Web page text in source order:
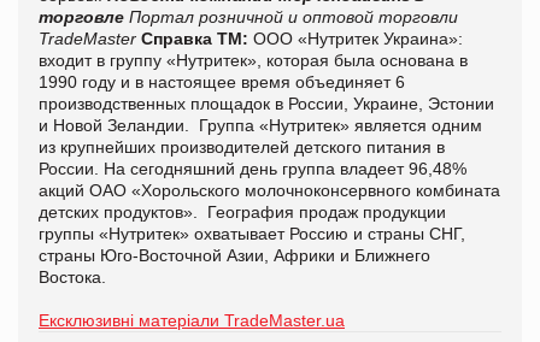
торговле Портал розничной и оптовой торговли
TradeMaster Справка ТМ: ООО «Нутритек Украина»:
входит в группу «Нутритек», которая была основана в
1990 году и в настоящее время объединяет 6
производственных площадок в России, Украине, Эстонии
и Новой Зеландии. Группа «Нутритек» является одним
из крупнейших производителей детского питания в
России. На сегодняшний день группа владеет 96,48%
акций ОАО «Хорольского молочноконсервного комбината
детских продуктов». География продаж продукции
группы «Нутритек» охватывает Россию и страны СНГ,
страны Юго-Восточной Азии, Африки и Ближнего
Востока.
Ексклюзивні матеріали TradeMaster.ua